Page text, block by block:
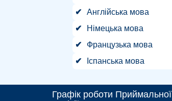
Англійська мова
Німецька мова
Французька мова
Іспанська мова
Графік роботи Приймальної